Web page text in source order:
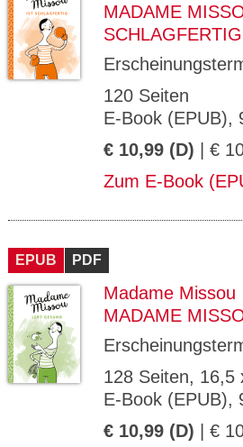
MADAME
SCHLAGFERTIG
120 Seiten
E-Book (EPUB),
€ 10,99 (D) | €
Zum E-Book
EPUB PDF
Madame Missou
MADAME
128 Seiten, 16,5
E-Book (EPUB),
€ 10,99 (D) | €